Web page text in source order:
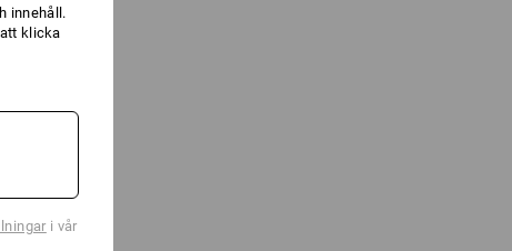
innehåll.
klicka
i vår